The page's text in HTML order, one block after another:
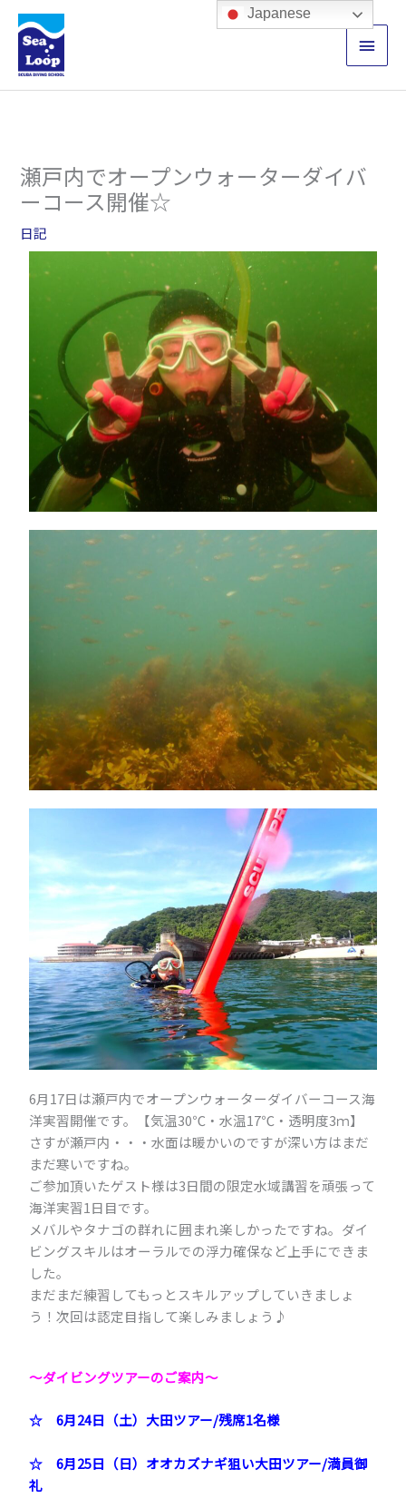
キ
メ
イ
ン
ニ
瀬戸内でオープンウォーターダイバ
ーコース開催☆
日記
6月17日は瀬戸内でオープンウォーターダイバーコース海
洋実習開催です。【気温30℃・水温17℃・透明度3ｍ】
さすが瀬戸内・・・水面は暖かいのですが深い方はまだ
まだ寒いですね。
ご参加頂いたゲスト様は3日間の限定水域講習を頑張って
海洋実習1日目です。
メバルやタナゴの群れに囲まれ楽しかったですね。ダイ
ビングスキルはオーラルでの浮力確保など上手にできま
した。
まだまだ練習してもっとスキルアップしていきましょ
う！次回は認定目指して楽しみましょう♪
～ダイビングツアーのご案内～
☆ 6月24日（土）大田ツアー/残席1名様
☆ 6月25日（日）オオカズナギ狙い大田ツアー/満員御
礼
Japanese